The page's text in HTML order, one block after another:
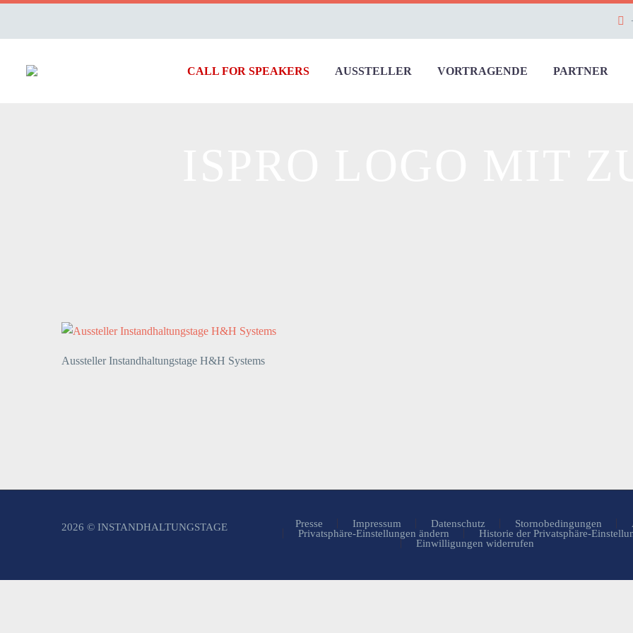
CALL FOR SPEAKERS AUSSTELLER VORTRAGENDE PARTNER
Aussteller Instandhaltungstage H&H Systems
Presse Impressum Datenschutz Stornobedingungen
Privatsphäre-Einstellungen ändern
Historie der Privatsphäre-
Einwilligungen widerrufen
2026 © INSTANDHALTUNGSTAGE